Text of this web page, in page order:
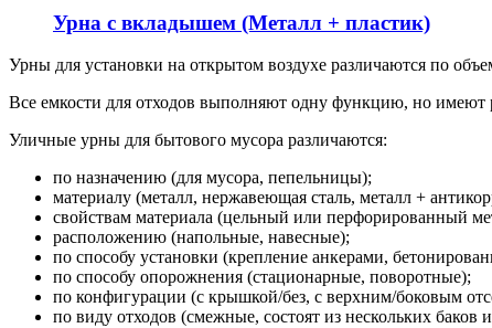
Урна с вкладышем (Металл + пластик)
Урны для установки на открытом воздухе различаются по
Все емкости для отходов выполняют одну функцию, но имеют
Уличные урны для бытового мусора различаются:
по назначению (для мусора, пепельницы);
материалу (металл, нержавеющая сталь, металл +
свойствам материала (цельный или перфорированный
расположению (напольные, навесные);
по способу установки (крепление анкерами,
по способу опорожнения (стационарные, поворотные);
по конфигурации (с крышкой/без, с верхним/боковым
по виду отходов (смежные, состоят из нескольких баков